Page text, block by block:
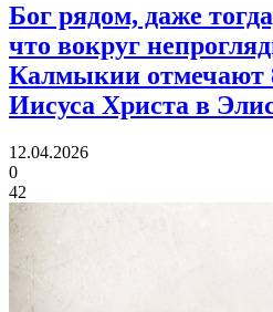
Бог рядом, даже
что вокруг
Калмыкии отмечают
Иисуса Христа в
12.04.2026
0
42